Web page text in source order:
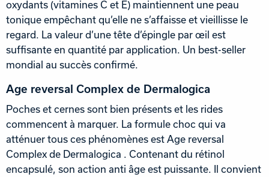
oxydants (vitamines C et E) maintiennent une peau
tonique empêchant qu’elle ne s’affaisse et vieillisse le
regard. La valeur d’une tête d’épingle par œil est
suffisante en quantité par application. Un best-seller
mondial au succès confirmé.
Age reversal Complex de Dermalogica
Poches et cernes sont bien présents et les rides
commencent à marquer. La formule choc qui va
atténuer tous ces phénomènes est Age reversal
Complex de Dermalogica . Contenant du rétinol
encapsulé, son action anti âge est puissante. Il convient